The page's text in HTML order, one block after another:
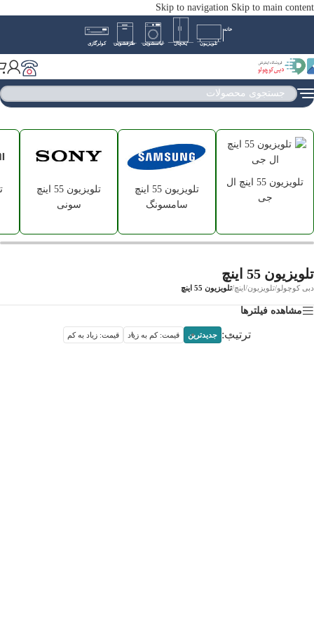
Skip to navigation Skip to main content
خانه
تلویزیون یخچال لباسشویی ظرفشویی کولرگازی
تلویزیون 55 اینچ ال
جی
تلویزیون 55 اینچ
سامسونگ
تلویزیون 55 اینچ
سونی
تلویزیون 55 اینچ
دبی کوچولو/تلویزیون/اینچ/تلویزیون 55 اینچ
مشاهده فیلترها
ترتیب: جدیدترین قیمت: کم به زیاد قیمت: زیاد به کم